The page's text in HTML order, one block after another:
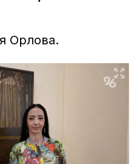
Орлова.